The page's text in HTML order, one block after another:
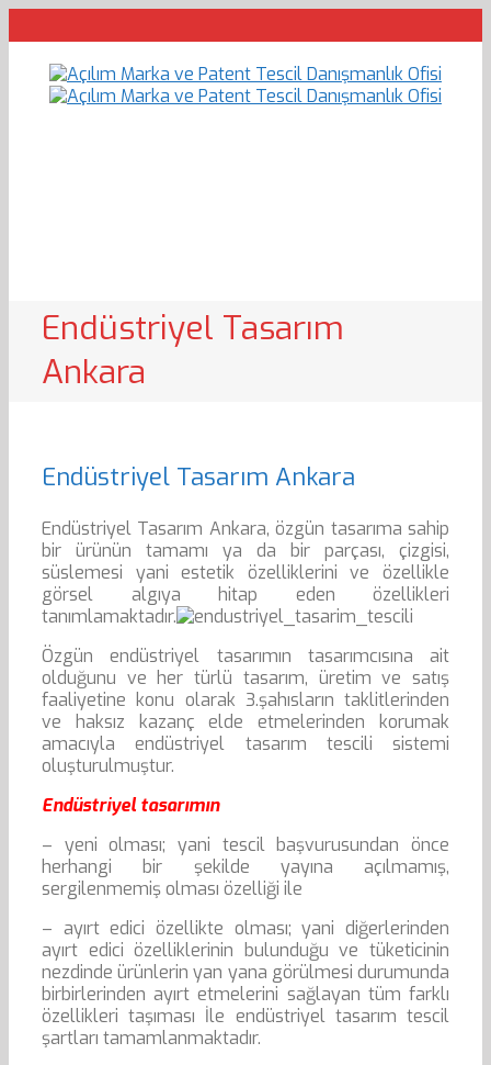
Endüstriyel Tasarım
Ankara
Endüstriyel Tasarım Ankara
Endüstriyel Tasarım Ankara, özgün tasarıma sahip
bir ürünün tamamı ya da bir parçası, çizgisi,
süslemesi yani estetik özelliklerini ve özellikle
görsel algıya hitap eden özellikleri
tanımlamaktadır.
Özgün endüstriyel tasarımın tasarımcısına ait
olduğunu ve her türlü tasarım, üretim ve satış
faaliyetine konu olarak 3.şahısların taklitlerinden
ve haksız kazanç elde etmelerinden korumak
amacıyla endüstriyel tasarım tescili sistemi
oluşturulmuştur.
Endüstriyel tasarımın
– yeni olması; yani tescil başvurusundan önce
herhangi bir şekilde yayına açılmamış,
sergilenmemiş olması özelliği ile
– ayırt edici özellikte olması; yani diğerlerinden
ayırt edici özelliklerinin bulunduğu ve tüketicinin
nezdinde ürünlerin yan yana görülmesi durumunda
birbirlerinden ayırt etmelerini sağlayan tüm farklı
özellikleri taşıması İle endüstriyel tasarım tescil
şartları tamamlanmaktadır.